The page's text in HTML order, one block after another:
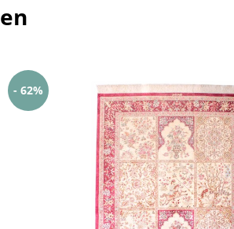
- 62%